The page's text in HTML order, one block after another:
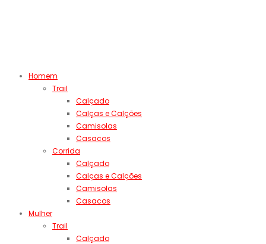
Homem
Trail
Calçado
Calças e Calções
Camisolas
Casacos
Corrida
Calçado
Calças e Calções
Camisolas
Casacos
Mulher
Trail
Calçado